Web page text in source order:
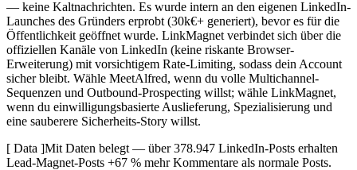
— keine Kaltnachrichten. Es wurde intern an den eigenen LinkedIn-
Launches des Gründers erprobt (30k€+ generiert), bevor es für die
Öffentlichkeit geöffnet wurde. LinkMagnet verbindet sich über die
offiziellen Kanäle von LinkedIn (keine riskante Browser-
Erweiterung) mit vorsichtigem Rate-Limiting, sodass dein Account
sicher bleibt. Wähle MeetAlfred, wenn du volle Multichannel-
Sequenzen und Outbound-Prospecting willst; wähle LinkMagnet,
wenn du einwilligungsbasierte Auslieferung, Spezialisierung und
eine sauberere Sicherheits-Story willst.
[ Data ]Mit Daten belegt — über 378.947 LinkedIn-Posts erhalten
Lead-Magnet-Posts +67 % mehr Kommentare als normale Posts.